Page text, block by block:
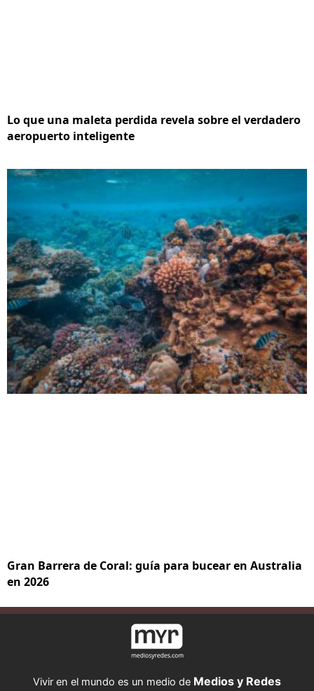
Lo que una maleta perdida revela sobre el verdadero
aeropuerto inteligente
Gran Barrera de Coral: guía para bucear en Australia
en 2026
Vivir en el mundo es un medio de Medios y Redes